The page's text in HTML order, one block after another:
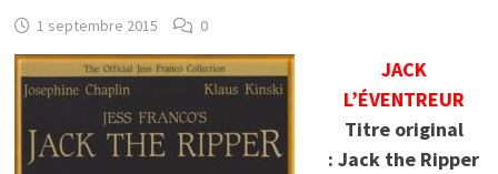
1 septembre 2015 0
JACK
L’ÉVENTREUR
Titre original
: Jack the Ripper